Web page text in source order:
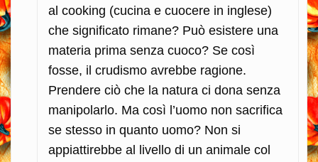
al cooking (cucina e cuocere in inglese)
che significato rimane? Può esistere una
materia prima senza cuoco? Se così
fosse, il crudismo avrebbe ragione.
Prendere ciò che la natura ci dona senza
manipolarlo. Ma così l’uomo non sacrifica
se stesso in quanto uomo? Non si
appiattirebbe al livello di un animale col